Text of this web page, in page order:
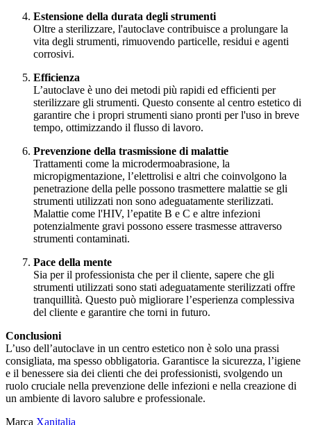
Estensione della durata degli strumenti
Oltre a sterilizzare, l'autoclave contribuisce a prolungare la
vita degli strumenti, rimuovendo particelle, residui e agenti
corrosivi.
Efficienza
L’autoclave è uno dei metodi più rapidi ed efficienti per
sterilizzare gli strumenti. Questo consente al centro estetico di
garantire che i propri strumenti siano pronti per l'uso in breve
tempo, ottimizzando il flusso di lavoro.
Prevenzione della trasmissione di malattie
Trattamenti come la microdermoabrasione, la
micropigmentazione, l’elettrolisi e altri che coinvolgono la
penetrazione della pelle possono trasmettere malattie se gli
strumenti utilizzati non sono adeguatamente sterilizzati.
Malattie come l'HIV, l’epatite B e C e altre infezioni
potenzialmente gravi possono essere trasmesse attraverso
strumenti contaminati.
Pace della mente
Sia per il professionista che per il cliente, sapere che gli
strumenti utilizzati sono stati adeguatamente sterilizzati offre
tranquillità. Questo può migliorare l’esperienza complessiva
del cliente e garantire che torni in futuro.
Conclusioni
L’uso dell’autoclave in un centro estetico non è solo una prassi
consigliata, ma spesso obbligatoria. Garantisce la sicurezza, l’igiene
e il benessere sia dei clienti che dei professionisti, svolgendo un
ruolo cruciale nella prevenzione delle infezioni e nella creazione di
un ambiente di lavoro salubre e professionale.
Marca Xanitalia